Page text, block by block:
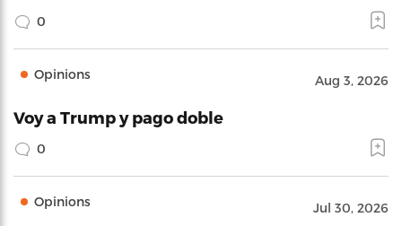
0
Opinions Aug 3, 2026
Voy a Trump y pago doble
0
Opinions Jul 30, 2026